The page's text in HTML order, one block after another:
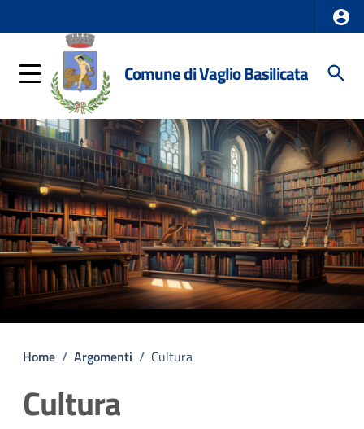
Comune di Vaglio Basilicata
Home / Argomenti / Cultura
Cultura